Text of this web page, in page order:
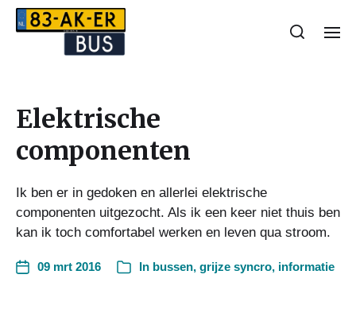
Elektrische
componenten
Ik ben er in gedoken en allerlei elektrische
componenten uitgezocht. Als ik een keer niet thuis ben
kan ik toch comfortabel werken en leven qua stroom.
09 mrt 2016 In bussen, grijze syncro, informatie